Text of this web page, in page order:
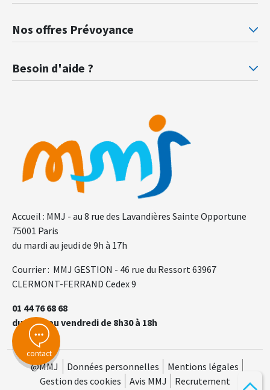
contact
Accueil : MMJ - au 8 rue des Lavandières Sainte Opportune
75001 Paris
du mardi au jeudi de 9h à 17h
Courrier : MMJ GESTION - 46 rue du Ressort 63967
CLERMONT-FERRAND Cedex 9
01 44 76 68 68
du lundi au vendredi de 8h30 à 18h
Mutuelle santé Retraités justice
Nos offres Prévoyance
Besoin d'aide ?
@MMJ Données personnelles
Mentions légales
Gestion des cookies
Avis MMJ Recrutement